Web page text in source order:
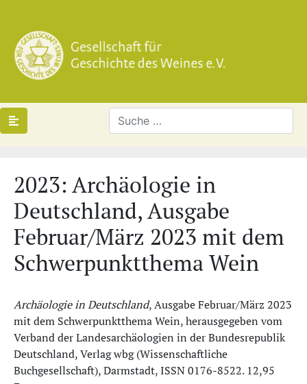
2023: Archäologie in
Deutschland, Ausgabe
Februar/März 2023 mit dem
Schwerpunktthema Wein
Archäologie in Deutschland, Ausgabe Februar/März 2023
mit dem Schwerpunktthema Wein, herausgegeben vom
Verband der Landesarchäologien in der Bundesrepublik
Deutschland, Verlag wbg (Wissenschaftliche
Buchgesellschaft), Darmstadt, ISSN 0176-8522. 12,95